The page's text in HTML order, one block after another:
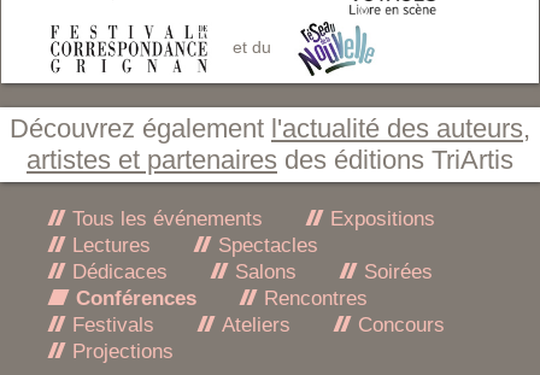
et du
Découvrez également l'actualité des auteurs,
artistes et partenaires des éditions TriArtis
Tous les événements
Expositions
Lectures
Spectacles
Dédicaces
Salons
Soirées
Conférences
Rencontres
Festivals
Ateliers
Concours
Projections